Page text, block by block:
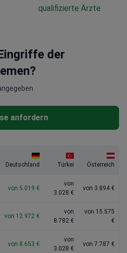
qualifizierte Ärzte
der
anfordern
Deutschland Türkei Österreich
von 5.019 €
von
3.028 €
von 3.894 €
von 12.972 €
von
8.782 €
von 15.575
€
von 8.653 €
von
3.028 €
von 7.787 €